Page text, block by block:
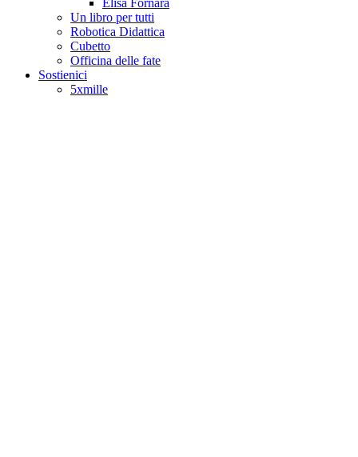
Elisa Fornara
Un libro per tutti
Robotica Didattica
Cubetto
Officina delle fate
Sostienici
5xmille